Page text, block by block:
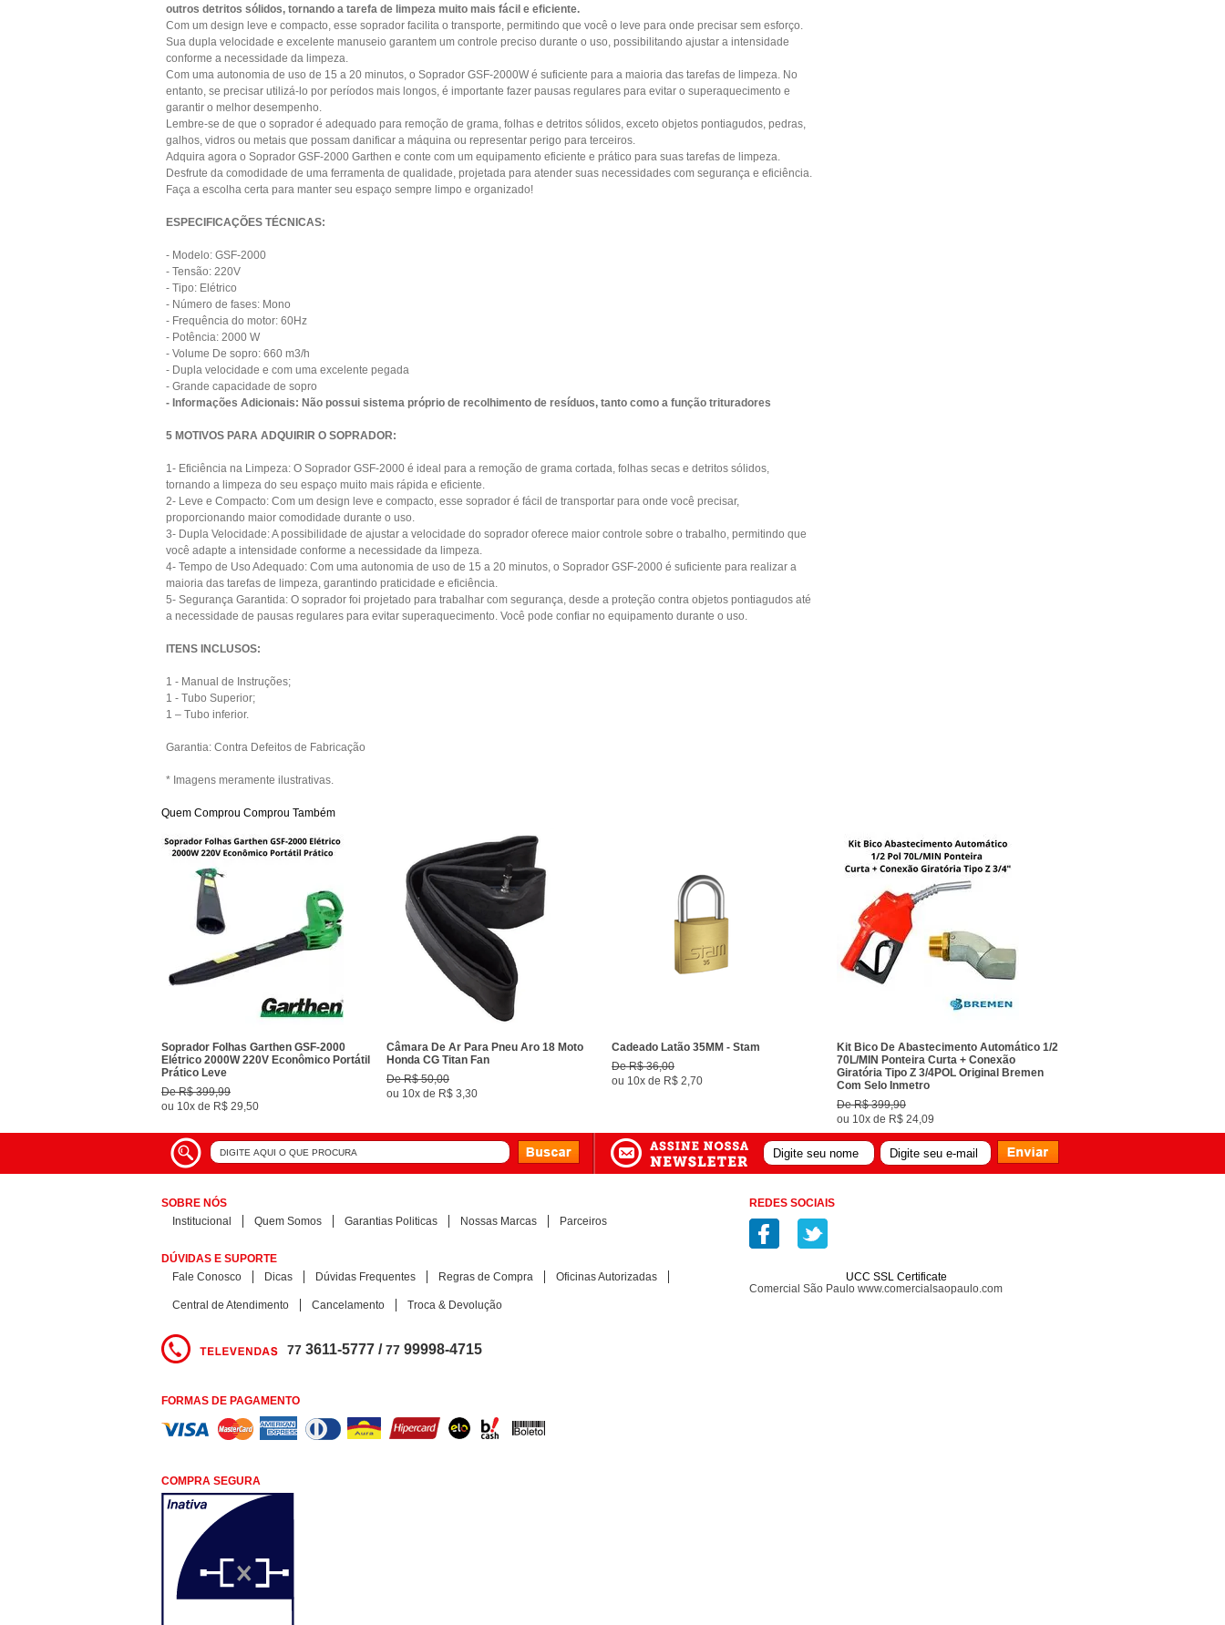
outros detritos sólidos, tornando a tarefa de limpeza muito mais fácil e eficiente.
Com um design leve e compacto, esse soprador facilita o transporte, permitindo que você o leve para onde precisar sem esforço.
Sua dupla velocidade e excelente manuseio garantem um controle preciso durante o uso, possibilitando ajustar a intensidade
conforme a necessidade da limpeza.
Com uma autonomia de uso de 15 a 20 minutos, o Soprador GSF-2000W é suficiente para a maioria das tarefas de limpeza. No
entanto, se precisar utilizá-lo por períodos mais longos, é importante fazer pausas regulares para evitar o superaquecimento e
garantir o melhor desempenho.
Lembre-se de que o soprador é adequado para remoção de grama, folhas e detritos sólidos, exceto objetos pontiagudos, pedras,
galhos, vidros ou metais que possam danificar a máquina ou representar perigo para terceiros.
Adquira agora o Soprador GSF-2000 Garthen e conte com um equipamento eficiente e prático para suas tarefas de limpeza.
Desfrute da comodidade de uma ferramenta de qualidade, projetada para atender suas necessidades com segurança e eficiência.
Faça a escolha certa para manter seu espaço sempre limpo e organizado!
ESPECIFICAÇÕES TÉCNICAS:
- Modelo: GSF-2000
- Tensão: 220V
- Tipo: Elétrico
- Número de fases: Mono
- Frequência do motor: 60Hz
- Potência: 2000 W
- Volume De sopro: 660 m3/h
- Dupla velocidade e com uma excelente pegada
- Grande capacidade de sopro
- Informações Adicionais: Não possui sistema próprio de recolhimento de resíduos, tanto como a função trituradores
5 MOTIVOS PARA ADQUIRIR O SOPRADOR:
1- Eficiência na Limpeza: O Soprador GSF-2000 é ideal para a remoção de grama cortada, folhas secas e detritos sólidos,
tornando a limpeza do seu espaço muito mais rápida e eficiente.
2- Leve e Compacto: Com um design leve e compacto, esse soprador é fácil de transportar para onde você precisar,
proporcionando maior comodidade durante o uso.
3- Dupla Velocidade: A possibilidade de ajustar a velocidade do soprador oferece maior controle sobre o trabalho, permitindo que
você adapte a intensidade conforme a necessidade da limpeza.
4- Tempo de Uso Adequado: Com uma autonomia de uso de 15 a 20 minutos, o Soprador GSF-2000 é suficiente para realizar a
maioria das tarefas de limpeza, garantindo praticidade e eficiência.
5- Segurança Garantida: O soprador foi projetado para trabalhar com segurança, desde a proteção contra objetos pontiagudos até
a necessidade de pausas regulares para evitar superaquecimento. Você pode confiar no equipamento durante o uso.
ITENS INCLUSOS:
1 - Manual de Instruções;
1 - Tubo Superior;
1 – Tubo inferior.
Garantia: Contra Defeitos de Fabricação
* Imagens meramente ilustrativas.
Quem Comprou Comprou Também
Soprador Folhas Garthen GSF-2000
Elétrico 2000W 220V Econômico Portátil
Prático Leve
DeR$ 399,99
ou 10x de R$ 29,50
Câmara De Ar Para Pneu Aro 18 Moto
Honda CG Titan Fan
DeR$ 50,00
ou 10x de R$ 3,30
Cadeado Latão 35MM - Stam
DeR$ 36,00
ou 10x de R$ 2,70
Kit Bico De Abastecimento Automático 1/2
70L/MIN Ponteira Curta + Conexão
Giratória Tipo Z 3/4POL Original Bremen
Com Selo Inmetro
DeR$ 399,90
ou 10x de R$ 24,09
SOBRE NÓS
Institucional
Quem Somos Garantias Politicas Nossas Marcas Parceiros
DÚVIDAS E SUPORTE
Fale Conosco
Dicas Dúvidas Frequentes Regras de Compra Oficinas Autorizadas
Central de Atendimento Cancelamento Troca & Devolução
77 3611-5777 /77 99998-4715
FORMAS DE PAGAMENTO
COMPRA SEGURA
REDES SOCIAIS
UCC SSL Certificate
Comercial São Paulo www.comercialsaopaulo.com